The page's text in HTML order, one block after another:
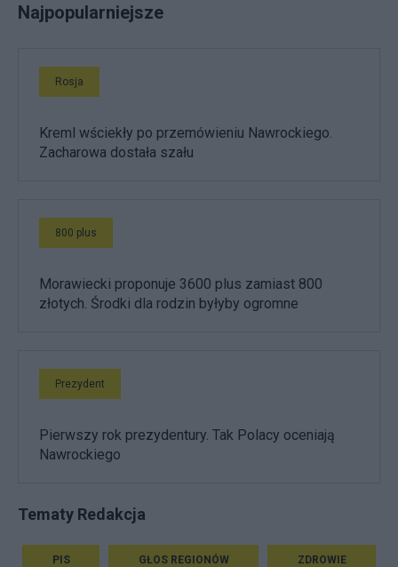
Najpopularniejsze
Rosja
Kreml wściekły po przemówieniu Nawrockiego.
Zacharowa dostała szału
800 plus
Morawiecki proponuje 3600 plus zamiast 800
złotych. Środki dla rodzin byłyby ogromne
Prezydent
Pierwszy rok prezydentury. Tak Polacy oceniają
Nawrockiego
Tematy Redakcja
PIS GŁOS REGIONÓW ZDROWIE